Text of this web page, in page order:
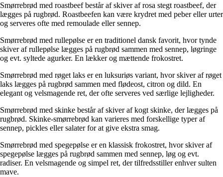
Smørrebrød med roastbeef består af skiver af rosa stegt roastbeef, der
lægges på rugbrød. Roastbeefen kan være krydret med peber eller urter
og serveres ofte med remoulade eller sennep.
Smørrebrød med rullepølse er en traditionel dansk favorit, hvor tynde
skiver af rullepølse lægges på rugbrød sammen med sennep, løgringe
og evt. syltede agurker. En lækker og mættende frokostret.
Smørrebrød med røget laks er en luksuriøs variant, hvor skiver af røget
laks lægges på rugbrød sammen med flødeost, citron og dild. En
elegant og velsmagende ret, der ofte serveres ved særlige lejligheder.
Smørrebrød med skinke består af skiver af kogt skinke, der lægges på
rugbrød. Skinke-smørrebrød kan varieres med forskellige typer af
sennep, pickles eller salater for at give ekstra smag.
Smørrebrød med spegepølse er en klassisk frokostret, hvor skiver af
spegepølse lægges på rugbrød sammen med sennep, løg og evt.
radiser. En velsmagende og simpel ret, der tilfredsstiller enhver sulten
mave.